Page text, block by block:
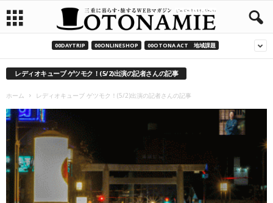
00DAYTRIP 00ONLINESHOP 00OTONA ACT 地域課題
レディオキューブ ゲツモク！(5/2)出演の記者さんの記事
ホーム レディオキューブ ゲツモク！(5/2)出演の記者さんの記事